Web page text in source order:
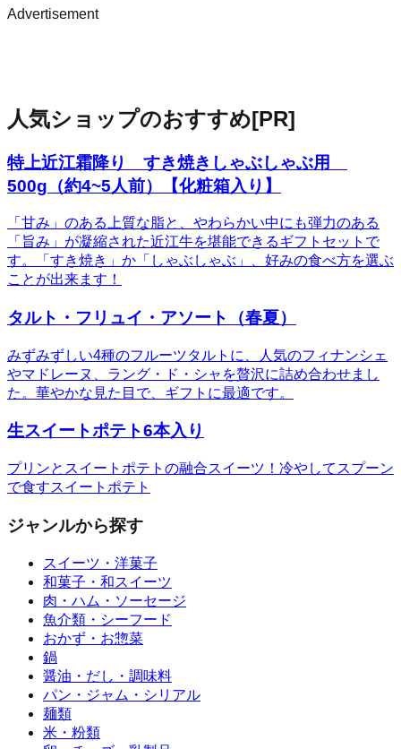
Advertisement
人気ショップのおすすめ[PR]
特上近江霜降り すき焼きしゃぶしゃぶ用
500g（約4~5人前）【化粧箱入り】
「甘み」のある上質な脂と、やわらかい中にも弾力のある
「旨み」が凝縮された近江牛を堪能できるギフトセットで
す。「すき焼き」か「しゃぶしゃぶ」、好みの食べ方を選ぶ
ことが出来ます！
タルト・フリュイ・アソート（春夏）
みずみずしい4種のフルーツタルトに、人気のフィナンシェ
やマドレーヌ、ラング・ド・シャを贅沢に詰め合わせまし
た。華やかな見た目で、ギフトに最適です。
生スイートポテト6本入り
プリンとスイートポテトの融合スイーツ！冷やしてスプーン
で食すスイートポテト
ジャンルから探す
スイーツ・洋菓子
和菓子・和スイーツ
肉・ハム・ソーセージ
魚介類・シーフード
おかず・お惣菜
鍋
醤油・だし・調味料
パン・ジャム・シリアル
麺類
米・粉類